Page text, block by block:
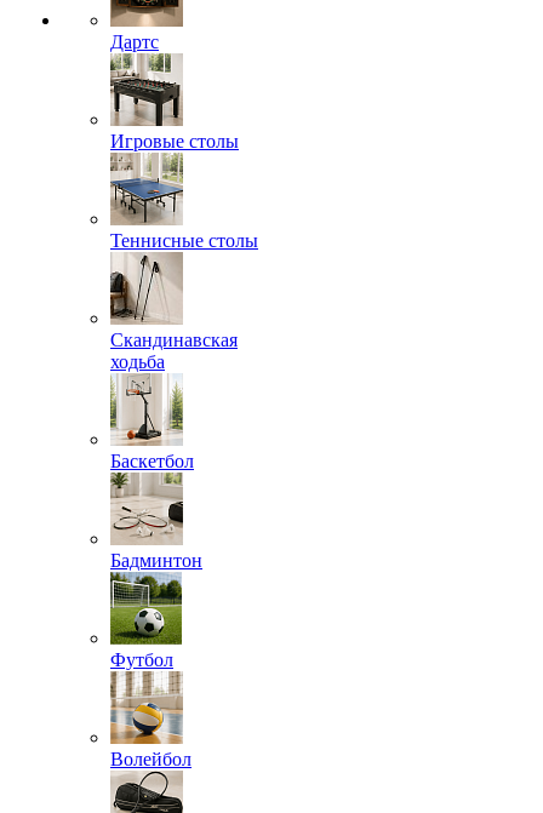
Дартс
Игровые столы
Теннисные столы
Скандинавская
ходьба
Баскетбол
Бадминтон
Футбол
Волейбол